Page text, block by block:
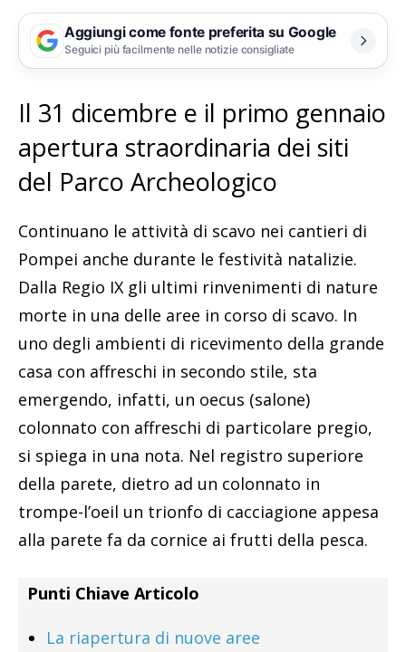
Aggiungi come fonte preferita su Google
Seguici più facilmente nelle notizie consigliate
Il 31 dicembre e il primo gennaio
apertura straordinaria dei siti
del Parco Archeologico
Continuano le attività di scavo nei cantieri di
Pompei anche durante le festività natalizie.
Dalla Regio IX gli ultimi rinvenimenti di nature
morte in una delle aree in corso di scavo. In
uno degli ambienti di ricevimento della grande
casa con affreschi in secondo stile, sta
emergendo, infatti, un oecus (salone)
colonnato con affreschi di particolare pregio,
si spiega in una nota. Nel registro superiore
della parete, dietro ad un colonnato in
trompe-l’oeil un trionfo di cacciagione appesa
alla parete fa da cornice ai frutti della pesca.
Punti Chiave Articolo
La riapertura di nuove aree